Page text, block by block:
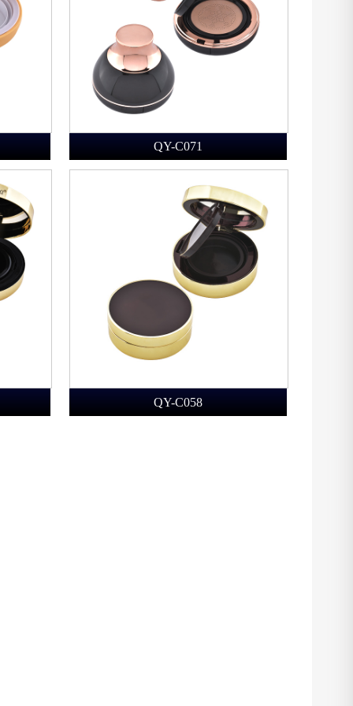
QY-C071
QY-C058